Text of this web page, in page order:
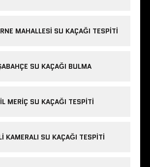
MAHALLESI SU KAÇAĞI TESPITI
SU KAÇAĞI BULMA
MERIÇ SU KAÇAĞI TESPITI
KAMERALI SU KAÇAĞI TESPITI